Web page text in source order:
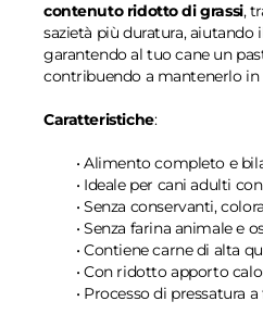
contenuto ridotto di grassi,
sazietà più duratura, aiutando
garantendo al tuo cane un
contribuendo a mantenerlo
Caratteristiche:
• Alimento completo e
• Ideale per cani adulti
• Senza conservanti,
• Senza farina animale e
• Contiene carne di alta
• Con ridotto apporto
• Processo di pressatura